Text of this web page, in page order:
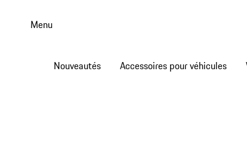
Menu
Nouveautés Accessoires pour véhicules